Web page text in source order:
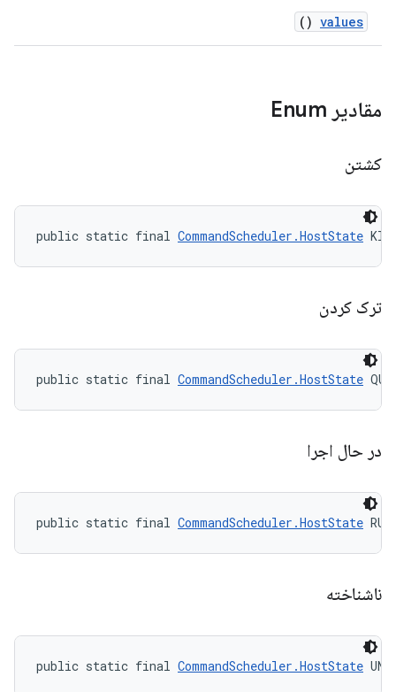
values
()
مقادیر Enum
کشتن
public static final CommandScheduler.HostState
ترک کردن
public static final CommandScheduler.HostState
در حال اجرا
public static final CommandScheduler.HostState
ناشناخته
public static final CommandScheduler.HostState